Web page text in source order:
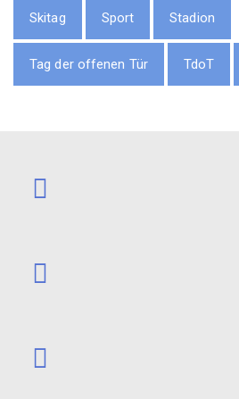
Skitag Sport Stadion
Tag der offenen Tür TdoT